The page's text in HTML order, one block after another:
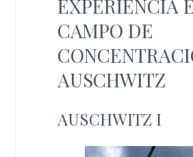
EXPERIENCIA
CAMPO DE
AUSCHWITZ
AUSCHWITZ I